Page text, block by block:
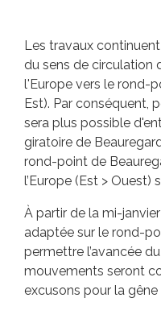
Les travaux
du sens de circulation
l'Europe vers le rond-
Est). Par conséquent,
sera plus possible
giratoire de
rond-point de
l’Europe (Est > Ouest)
À partir de la mi-
adaptée sur le rond-
permettre l’avancée
mouvements seront
excusons pour la